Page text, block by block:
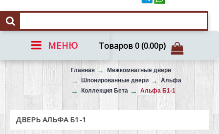
Товаров 0 (0.00р)
МЕНЮ
Вызов на замер Главная
Межкомнатные двери
Шпонированные двери
Альфа
Коллекция Бета
Альфа Б1-1
ДВЕРЬ АЛЬФА Б1-1